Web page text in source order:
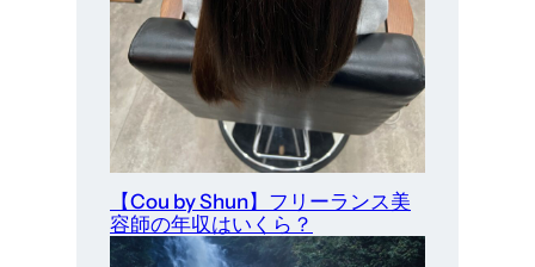
【Cou by Shun】フリーランス美
容師の年収はいくら？